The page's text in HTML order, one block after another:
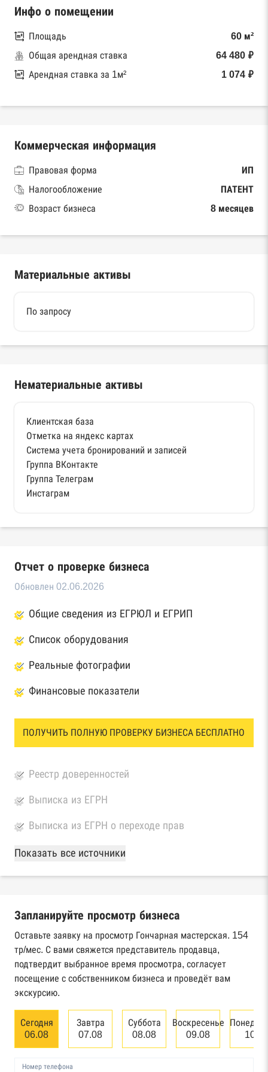
Инфо о помещении
Площадь
60 м²
Общая арендная ставка
64 480 ₽
Арендная ставка за 1м²
1 074 ₽
Коммерческая информация
Правовая форма
ИП
Налогообложение
ПАТЕНТ
Возраст бизнеса
8 месяцев
Материальные активы
По запросу
Нематериальные активы
Клиентская база
Отметка на яндекс картах
Система учета бронирований и записей
Группа ВКонтакте
Группа Телеграм
Инстаграм
Отчет о проверке бизнеса
Обновлен 02.06.2026
Общие сведения из ЕГРЮЛ и ЕГРИП
Список оборудования
Реальные фотографии
Финансовые показатели
ПОЛУЧИТЬ ПОЛНУЮ ПРОВЕРКУ БИЗНЕСА БЕСПЛАТНО
Реестр доверенностей
Выписка из ЕГРН
Выписка из ЕГРН о переходе прав
База Росстата
Реестры ЕГРЮЛ и ЕГРИП Федеральной
Реестр государственных контрактов
Федерального казначейства
Картотека арбитражных дел Высшего
арбитражного суда
банкротстве юридических лиц
Единый федеральный реестр сведений о
банкротстве физических лиц
Показать все источники
Запланируйте просмотр бизнеса
Оставьте заявку на просмотр Гончарная мастерская. 154
тр/мес. С вами свяжется представитель продавца,
подтвердит выбранное время просмотра, согласует
посещение с собственником бизнеса и проведёт вам
экскурсию.
Сегодня
06.08
Завтра
07.08
Суббота
08.08
Воскресенье
09.08
10.08
Номер телефона